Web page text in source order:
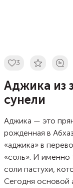
3
Аджика из
сунели
Аджика — это
рожденная в
«аджика» в
«соль». И именно
соли пастухи,
Сегодня основой